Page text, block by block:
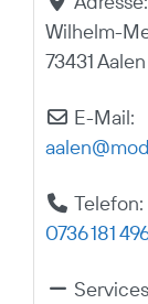
Wilhelm-
73431 Aalen
E-Mail:
aalen@
Telefon:
0736 181